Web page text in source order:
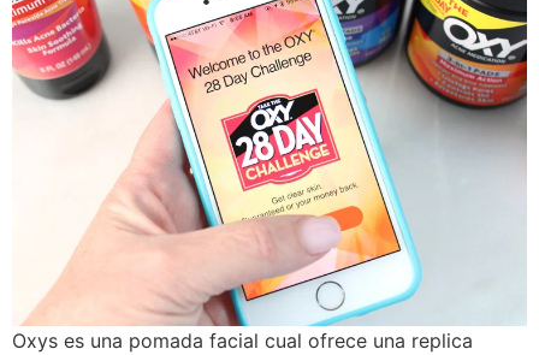
Oxys es una pomada facial cual ofrece una replica